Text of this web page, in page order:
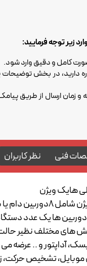
زیر توجه فرمایید:
کامل و دقیق وارد شود.
دارید، در بخش
زمان ارسال از طریق
فنی نظر کاربران
های مختلف نظیر
آداپتور و .. عرضه
موبایل، تشخیص